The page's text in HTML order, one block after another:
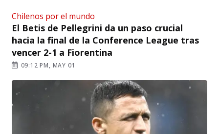
Chilenos por el mundo
El Betis de Pellegrini da un paso crucial
hacia la final de la Conference League tras
vencer 2-1 a Fiorentina
09:12 PM, MAY 01